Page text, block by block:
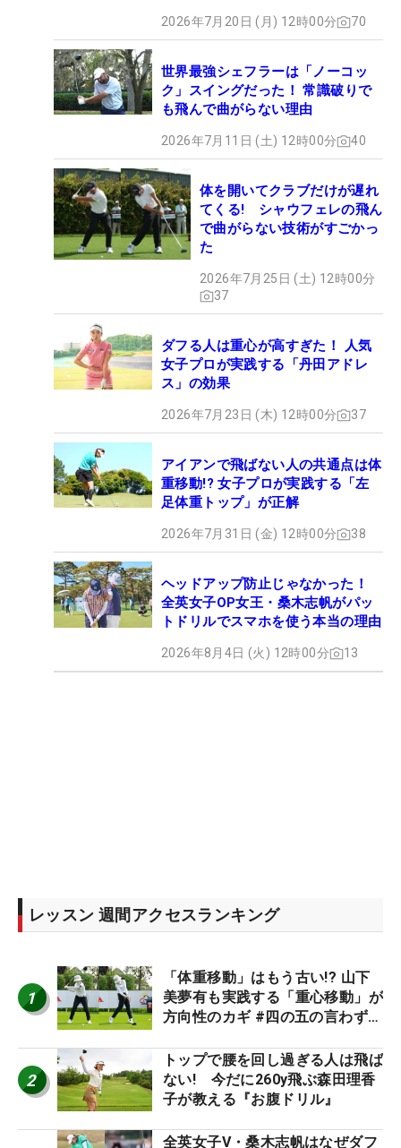
2026年7月20日 (月) 12時00分 70
世界最強シェフラーは「ノーコッ
ク」スイングだった！ 常識破りで
も飛んで曲がらない理由
2026年7月11日 (土) 12時00分 40
体を開いてクラブだけが遅れ
てくる! シャウフェレの飛ん
で曲がらない技術がすごかっ
た
2026年7月25日 (土) 12時00分
37
ダフる人は重心が高すぎた！ 人気
女子プロが実践する「丹田アドレ
ス」の効果
2026年7月23日 (木) 12時00分 37
アイアンで飛ばない人の共通点は体
重移動!? 女子プロが実践する「左
足体重トップ」が正解
2026年7月31日 (金) 12時00分 38
ヘッドアップ防止じゃなかった！
全英女子OP女王・桑木志帆がパッ
トドリルでスマホを使う本当の理由
2026年8月4日 (火) 12時00分 13
レッスン 週間アクセスランキング
1
「体重移動」はもう古い!? 山下
美夢有も実践する「重心移動」が
方向性のカギ #四の五の言わず振
2
トップで腰を回し過ぎる人は飛ば
ない! 今だに260y飛ぶ森田理香
子が教える『お腹ドリル』
全英女子V・桑木志帆はなぜダフ